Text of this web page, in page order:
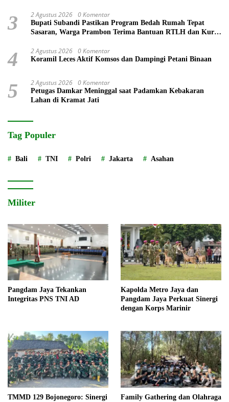
3 2 Agustus 2026 0 Komentar
Bupati Subandi Pastikan Program Bedah Rumah Tepat
Sasaran, Warga Prambon Terima Bantuan RTLH dan Kursi
4 2 Agustus 2026 0 Komentar
Koramil Leces Aktif Komsos dan Dampingi Petani Binaan
5 2 Agustus 2026 0 Komentar
Petugas Damkar Meninggal saat Padamkan Kebakaran
Lahan di Kramat Jati
Tag Populer
Bali TNI Polri Jakarta Asahan
Militer
Pangdam Jaya Tekankan
Integritas PNS TNI AD
Kapolda Metro Jaya dan
Pangdam Jaya Perkuat Sinergi
dengan Korps Marinir
TMMD 129 Bojonegoro: Sinergi
Family Gathering dan Olahraga